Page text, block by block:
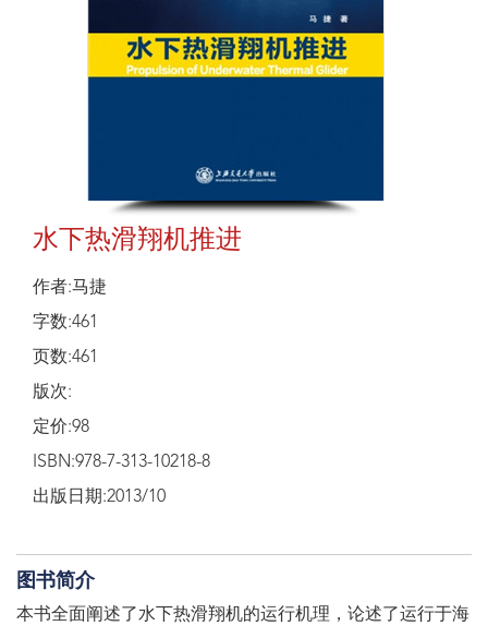
水下热滑翔机推进
作者:马捷
字数:461
页数:461
版次:
定价:98
ISBN:978-7-313-10218-8
出版日期:2013/10
图书简介
本书全面阐述了水下热滑翔机的运行机理，论述了运行于海